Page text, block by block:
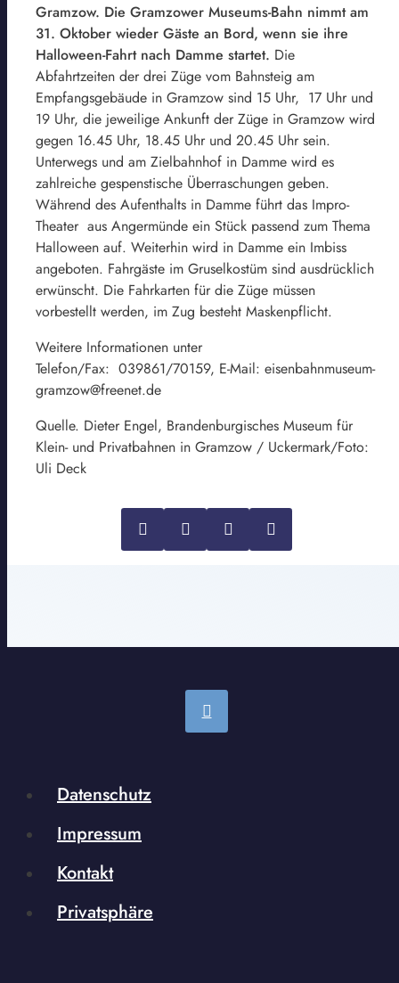
Gramzow. Die Gramzower Museums-Bahn nimmt am
31. Oktober wieder Gäste an Bord, wenn sie ihre
Halloween-Fahrt nach Damme startet. Die
Abfahrtzeiten der drei Züge vom Bahnsteig am
Empfangsgebäude in Gramzow sind 15 Uhr, 17 Uhr und
19 Uhr, die jeweilige Ankunft der Züge in Gramzow wird
gegen 16.45 Uhr, 18.45 Uhr und 20.45 Uhr sein.
Unterwegs und am Zielbahnhof in Damme wird es
zahlreiche gespenstische Überraschungen geben.
Während des Aufenthalts in Damme führt das Impro-
Theater aus Angermünde ein Stück passend zum Thema
Halloween auf. Weiterhin wird in Damme ein Imbiss
angeboten. Fahrgäste im Gruselkostüm sind ausdrücklich
erwünscht. Die Fahrkarten für die Züge müssen
vorbestellt werden, im Zug besteht Maskenpflicht.
Weitere Informationen unter
Telefon/Fax: 039861/70159, E-Mail: eisenbahnmuseum-
gramzow@freenet.de
Quelle. Dieter Engel, Brandenburgisches Museum für
Klein- und Privatbahnen in Gramzow / Uckermark/Foto:
Uli Deck
Datenschutz
Impressum
Kontakt
Privatsphäre